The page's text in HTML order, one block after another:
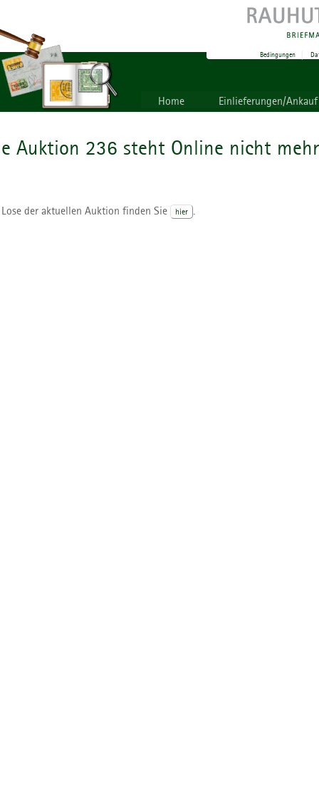
Bedingungen|
Home Einlieferungen/Ankauf
Auktion 236 steht Online nicht
der aktuellen Auktion finden Sie hier